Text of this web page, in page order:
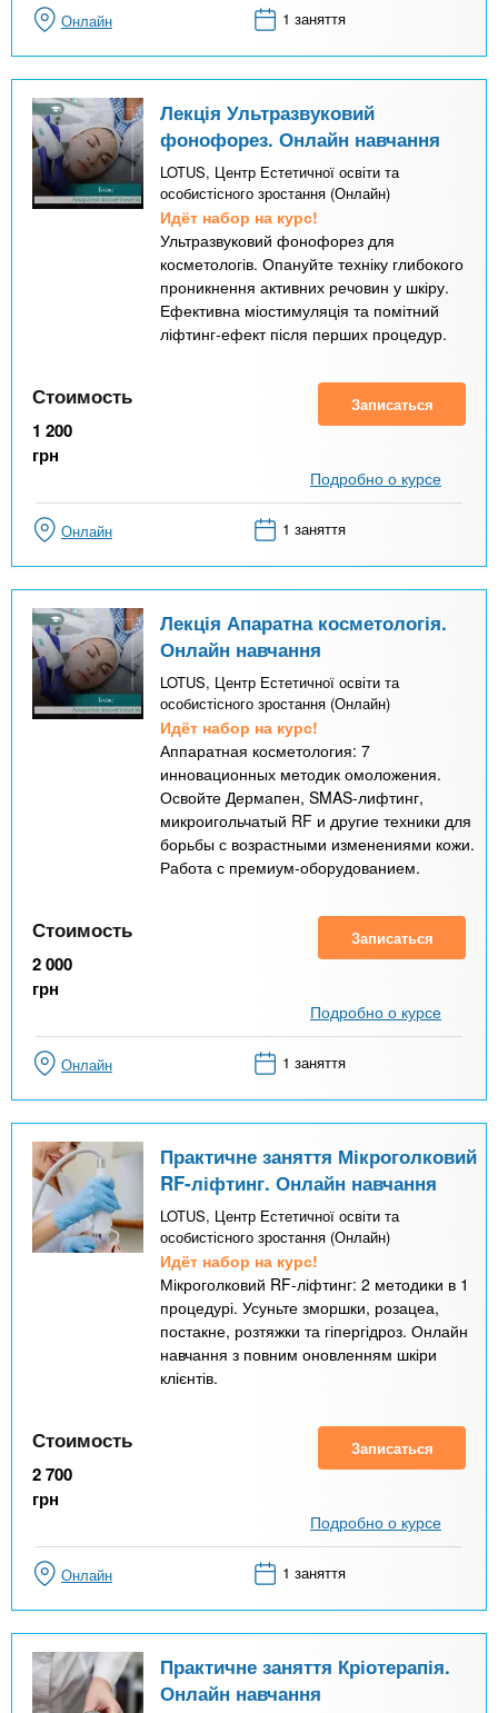
Онлайн 1 заняття
Лекція Ультразвуковий
фонофорез. Онлайн навчання
LOTUS, Центр Естетичної освіти та
особистісного зростання (Онлайн)
Идёт набор на курс!
Ультразвуковий фонофорез для
косметологів. Опануйте техніку глибокого
проникнення активних речовин у шкіру.
Ефективна міостимуляція та помітний
ліфтинг-ефект після перших процедур.
Стоимость
1 200
грн
Записаться
Подробно о курсе
Онлайн 1 заняття
Лекція Апаратна косметологія.
Онлайн навчання
LOTUS, Центр Естетичної освіти та
особистісного зростання (Онлайн)
Идёт набор на курс!
Аппаратная косметология: 7
инновационных методик омоложения.
Освойте Дермапен, SMAS-лифтинг,
микроигольчатый RF и другие техники для
борьбы с возрастными изменениями кожи.
Работа с премиум-оборудованием.
Стоимость
2 000
грн
Записаться
Подробно о курсе
Онлайн 1 заняття
Практичне заняття Мікроголковий
RF-ліфтинг. Онлайн навчання
LOTUS, Центр Естетичної освіти та
особистісного зростання (Онлайн)
Идёт набор на курс!
Мікроголковий RF-ліфтинг: 2 методики в 1
процедурі. Усуньте зморшки, розацеа,
постакне, розтяжки та гіпергідроз. Онлайн
навчання з повним оновленням шкіри
клієнтів.
Стоимость
2 700
грн
Записаться
Подробно о курсе
Онлайн 1 заняття
Практичне заняття Кріотерапія.
Онлайн навчання